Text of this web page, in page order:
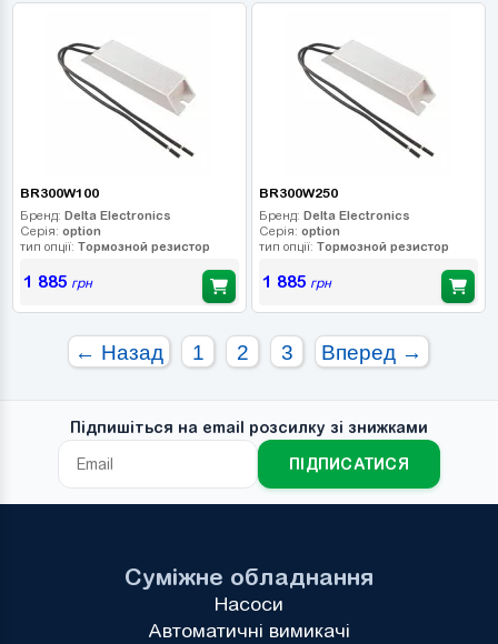
BR300W100
Бренд: Delta Electronics
Серія: option
тип опції: Тормозной резистор
1 885 грн
BR300W250
Бренд: Delta Electronics
Серія: option
тип опції: Тормозной резистор
1 885 грн
← Назад 1 2 3 Вперед →
Підпишіться на email розсилку зі знижками
ПІДПИСАТИСЯ
Суміжне обладнання
Насоси
Автоматичні вимикачі